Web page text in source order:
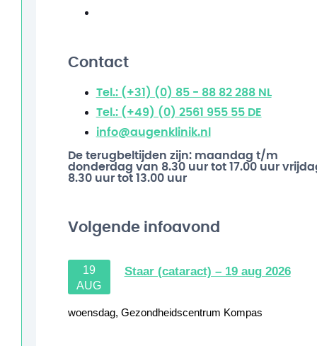
Contact
Tel.: (+31) (0) 85 - 88 82 288 NL
Tel.: (+49) (0) 2561 955 55 DE
info@augenklinik.nl
De terugbeltijden zijn: maandag t/m
donderdag van 8.30 uur tot 17.00 uur
8.30 uur tot 13.00 uur
Volgende infoavond
19
AUG
Staar (cataract) – 19 aug 2026
woensdag, Gezondheidscentrum Kompas